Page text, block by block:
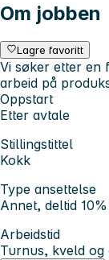
Om jobben
Lagre favoritt
Vi søker etter en
arbeid på
Oppstart
Etter avtale
Stillingstittel
Kokk
Type ansettelse
Annet, deltid
Arbeidstid
Turnus, kveld og